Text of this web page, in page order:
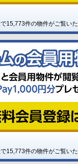
15,773件の物件がご覧いた
15,773件の物件がご覧いた